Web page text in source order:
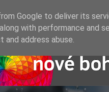
Google to deliver its
with performance and
address abuse.